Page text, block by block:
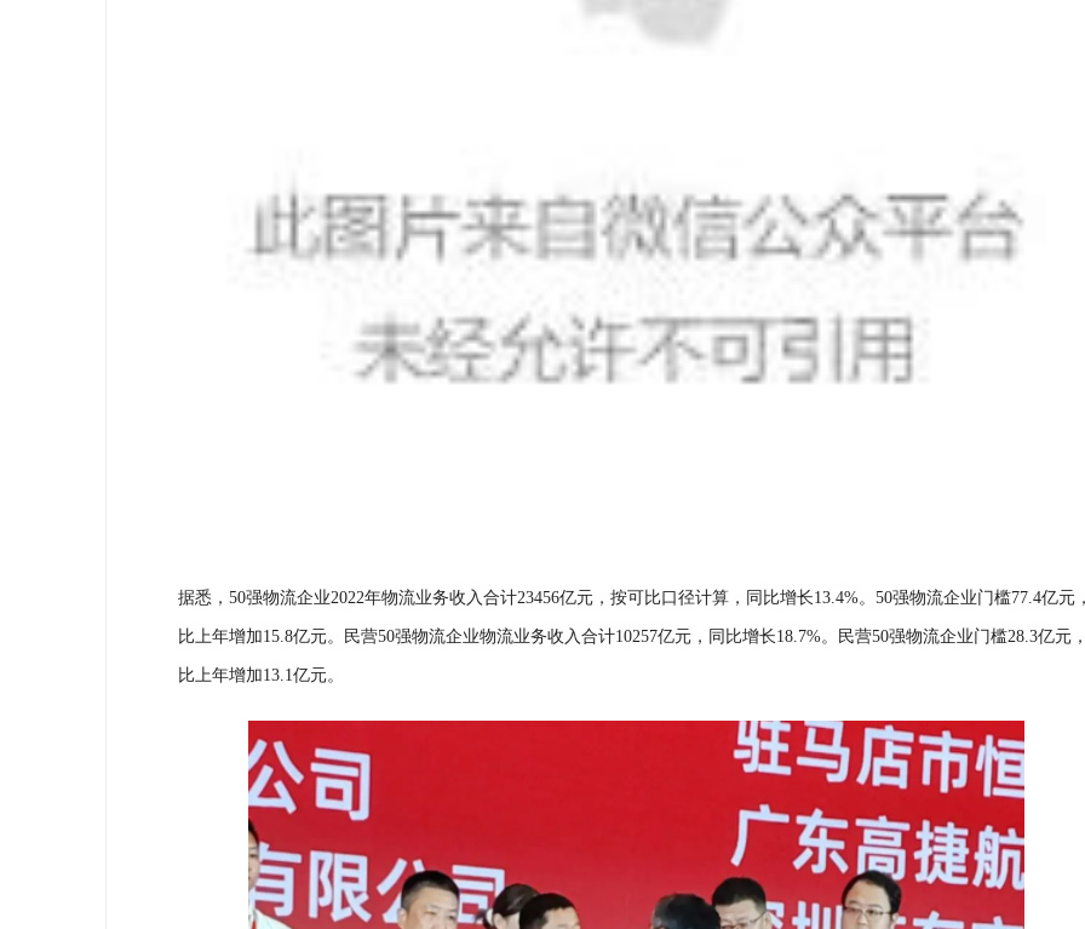
据悉，50强物流企业2022年物流业务收入合计23456亿元，按可比口径计算，同比增长13.4%。50强物流企业门槛77.4亿元
比上年增加15.8亿元。民营50强物流企业物流业务收入合计10257亿元，同比增长18.7%。民营50强物流企业门槛28.3亿元
比上年增加13.1亿元。